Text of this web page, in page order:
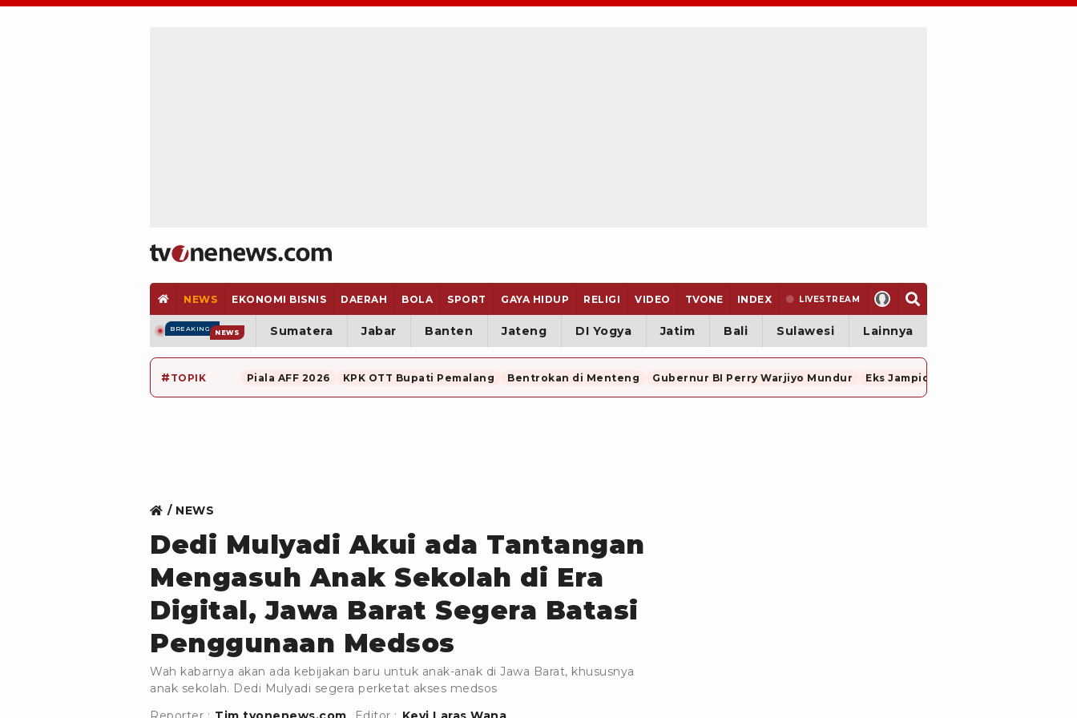
NEWS EKONOMI BISNIS DAERAH BOLA SPORT GAYA HIDUP RELIGI VIDEO TVONE INDEX LIVESTREAM
BREAKING NEWS Sumatera Jabar Banten Jateng DI Yogya Jatim Bali Sulawesi Lainnya
# TOPIK Piala AFF 2026 KPK OTT Bupati Pemalang Bentrokan di Menteng Gubernur BI Perry Warjiyo Mundur
NEWS
Dedi Mulyadi Akui ada Tantangan
Mengasuh Anak Sekolah di Era
Digital, Jawa Barat Segera Batasi
Penggunaan Medsos
Wah kabarnya akan ada kebijakan baru untuk anak-anak di Jawa Barat, khususnya
anak sekolah. Dedi Mulyadi segera perketat akses medsos